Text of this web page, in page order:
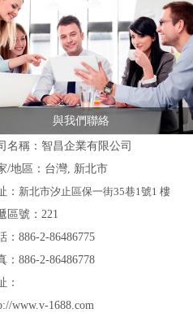
與我們聯絡
名稱：智昌企業有限公司
/地區：台灣, 新北市
： 新北市汐止區保一街35巷1號1 樓
區號：221
：886-2-86486775
：886-2-86486778
：
www.v-1688.com